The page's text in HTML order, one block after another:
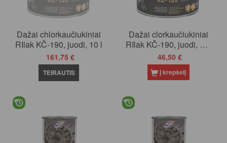
Dažai chlorkaučiukiniai
RIlak KČ-190, juodi, 10 l
161,75 €
TEIRAUTIS
Dažai clorkaučiukiniai
RIlak KČ-190, juodi, 2.7
l
46,50 €
Į krepšelį